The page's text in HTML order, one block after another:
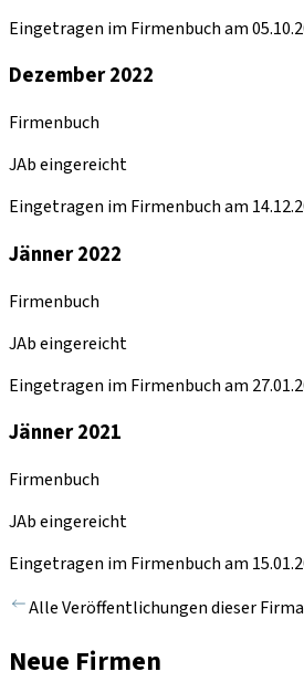
Eingetragen im Firmenbuch am
Dezember 2022
Firmenbuch
JAb eingereicht
Eingetragen im Firmenbuch am
Jänner 2022
Firmenbuch
JAb eingereicht
Eingetragen im Firmenbuch am
Jänner 2021
Firmenbuch
JAb eingereicht
Eingetragen im Firmenbuch am
Alle Veröffentlichungen dieser
Neue Firmen